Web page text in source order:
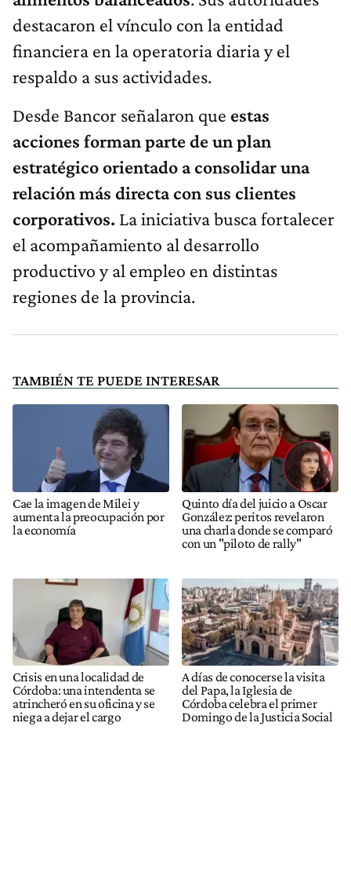
destacaron el vínculo con la entidad
financiera en la operatoria diaria y el
respaldo a sus actividades.
Desde Bancor señalaron que estas
acciones forman parte de un plan
estratégico orientado a consolidar una
relación más directa con sus clientes
corporativos. La iniciativa busca fortalecer
el acompañamiento al desarrollo
productivo y al empleo en distintas
regiones de la provincia.
TAMBIÉN TE PUEDE INTERESAR
Cae la imagen de Milei y
aumenta la preocupación por
la economía
Quinto día del juicio a Oscar
González: peritos revelaron
una charla donde se comparó
con un "piloto de rally"
Crisis en una localidad de
Córdoba: una intendenta se
atrincheró en su oficina y se
niega a dejar el cargo
A días de conocerse la visita
del Papa, la Iglesia de
Córdoba celebra el primer
Domingo de la Justicia Social